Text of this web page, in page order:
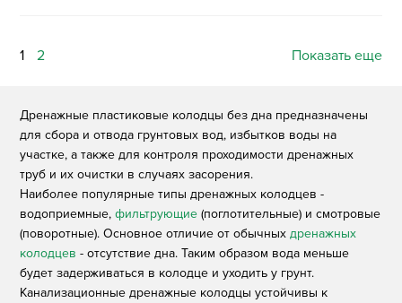
1 2 Показать еще
Дренажные пластиковые колодцы без дна предназначены
для сбора и отвода грунтовых вод, избытков воды на
участке, а также для контроля проходимости дренажных
труб и их очистки в случаях засорения.
Наиболее популярные типы дренажных колодцев -
водоприемные,фильтрующие (поглотительные) и смотровые
(поворотные). Основное отличие от обычныхдренажных
колодцев - отсутствие дна. Таким образом вода меньше
будет задерживаться в колодце и уходить у грунт.
Канализационные дренажные колодцы устойчивы к